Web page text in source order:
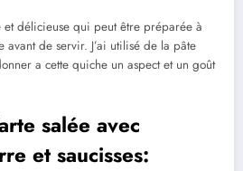
et délicieuse qui peut être préparée à
avant de servir. J’ai utilisé de la pâte
a cette quiche un aspect et un goût
salée avec
et saucisses: